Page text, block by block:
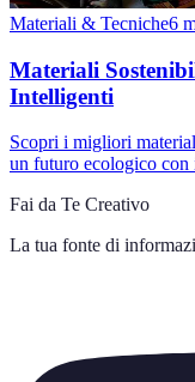
Materiali & Tecniche6
Materiali
Intelligenti
Scopri i migliori
un futuro ecologico
Fai da Te Creativo
La tua fonte di